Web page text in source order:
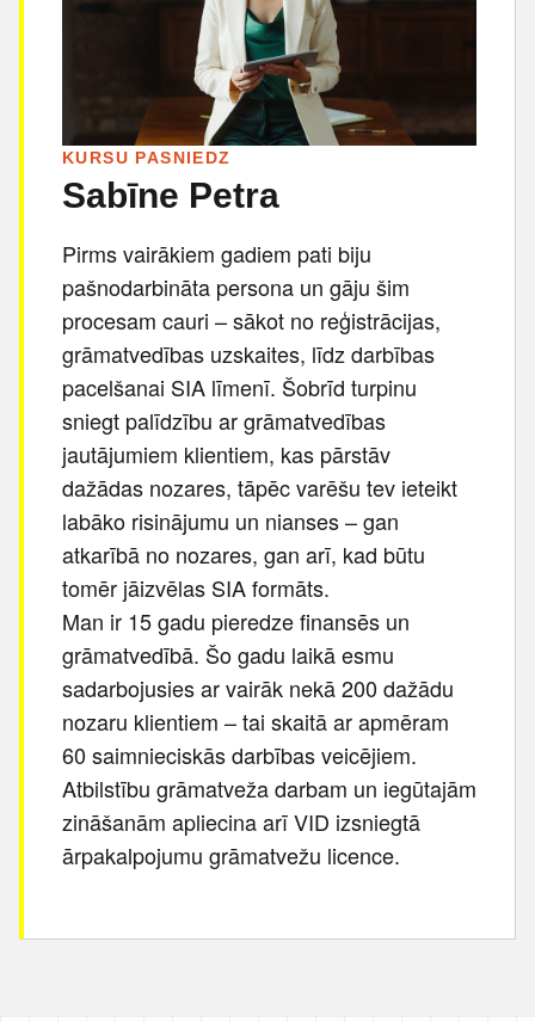
KURSU PASNIEDZ
Sabīne Petra
Pirms vairākiem gadiem pati biju
pašnodarbināta persona un gāju šim
procesam cauri – sākot no reģistrācijas,
grāmatvedības uzskaites, līdz darbības
pacelšanai SIA līmenī. Šobrīd turpinu
sniegt palīdzību ar grāmatvedības
jautājumiem klientiem, kas pārstāv
dažādas nozares, tāpēc varēšu tev ieteikt
labāko risinājumu un nianses – gan
atkarībā no nozares, gan arī, kad būtu
tomēr jāizvēlas SIA formāts.
Man ir 15 gadu pieredze finansēs un
grāmatvedībā. Šo gadu laikā esmu
sadarbojusies ar vairāk nekā 200 dažādu
nozaru klientiem – tai skaitā ar apmēram
60 saimnieciskās darbības veicējiem.
Atbilstību grāmatveža darbam un iegūtajām
zināšanām apliecina arī VID izsniegtā
ārpakalpojumu grāmatvežu licence.